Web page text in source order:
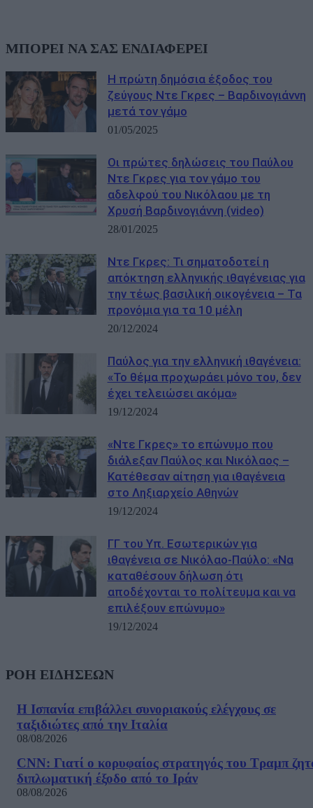
ΜΠΟΡΕΙ ΝΑ ΣΑΣ ΕΝΔΙΑΦΕΡΕΙ
Η πρώτη δημόσια έξοδος του
ζεύγους Ντε Γκρες – Βαρδινογιάννη
μετά τον γάμο
01/05/2025
Οι πρώτες δηλώσεις του Παύλου
Ντε Γκρες για τον γάμο του
αδελφού του Νικόλαου με τη
Χρυσή Βαρδινογιάννη (video)
28/01/2025
Ντε Γκρες: Τι σηματοδοτεί η
απόκτηση ελληνικής ιθαγένειας για
την τέως βασιλική οικογένεια – Τα
προνόμια για τα 10 μέλη
20/12/2024
Παύλος για την ελληνική ιθαγένεια:
«Το θέμα προχωράει μόνο του, δεν
έχει τελειώσει ακόμα»
19/12/2024
«Ντε Γκρες» το επώνυμο που
διάλεξαν Παύλος και Νικόλαος –
Κατέθεσαν αίτηση για ιθαγένεια
στο Ληξιαρχείο Αθηνών
19/12/2024
ΓΓ του Υπ. Εσωτερικών για
ιθαγένεια σε Νικόλαο-Παύλο: «Να
καταθέσουν δήλωση ότι
αποδέχονται το πολίτευμα και να
επιλέξουν επώνυμο»
19/12/2024
ΡΟΗ ΕΙΔΗΣΕΩΝ
Η Ισπανία επιβάλλει συνοριακούς ελέγχους σε
ταξιδιώτες από την Ιταλία
08/08/2026
CNN: Γιατί ο κορυφαίος στρατηγός του Τραμπ
διπλωματική έξοδο από το Ιράν
08/08/2026